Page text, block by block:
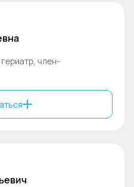
член-